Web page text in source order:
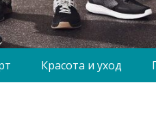
Красота и уход